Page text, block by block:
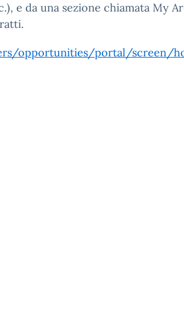
e da una sezione chiamata My
opportunities/portal/screen/